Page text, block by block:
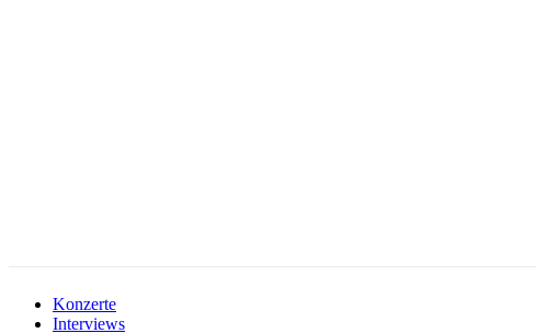
Konzerte
Interviews